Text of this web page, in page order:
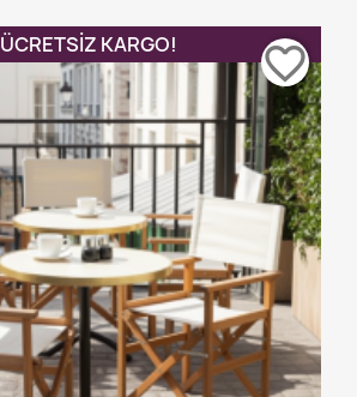
ÜCRETSIZ KARGO!
favorite_border